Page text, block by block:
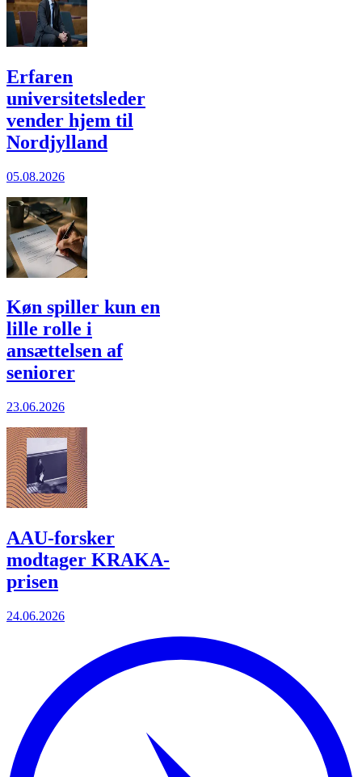
Erfaren
universitetsleder
vender hjem til
Nordjylland
05.08.2026
Køn spiller kun en
lille rolle i
ansættelsen af
seniorer
23.06.2026
AAU-forsker
modtager KRAKA-
prisen
24.06.2026